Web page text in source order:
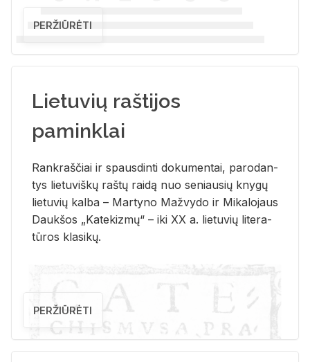
PERŽIŪRĖTI
Lietuvių raštijos
paminklai
Rank­raš­čiai ir spaus­din­ti do­ku­men­tai, pa­ro­dan­
tys lie­tu­viš­kų raš­tų rai­dą nuo se­niau­sių kny­gų
lie­tu­vių kal­ba – Mar­ty­no Ma­žvy­do ir Mi­ka­lo­jaus
Dauk­šos „Ka­te­kiz­mų“ – iki XX a. lie­tu­vių li­te­ra­
tū­ros kla­si­kų.
PERŽIŪRĖTI